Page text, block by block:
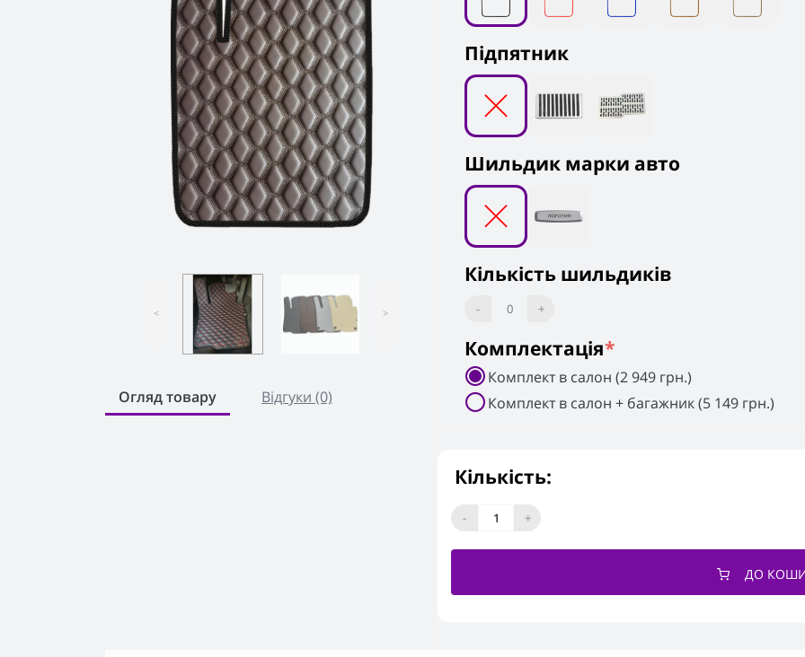
< >
Огляд товару Відгуки (0)
Підпятник
Шильдик марки авто
Кількість шильдиків
- 0 +
Комплектація*
Комплект в салон (2 949 грн.)
Комплект в салон + багажник (5 149 грн.)
Кількість:
- +
ДО